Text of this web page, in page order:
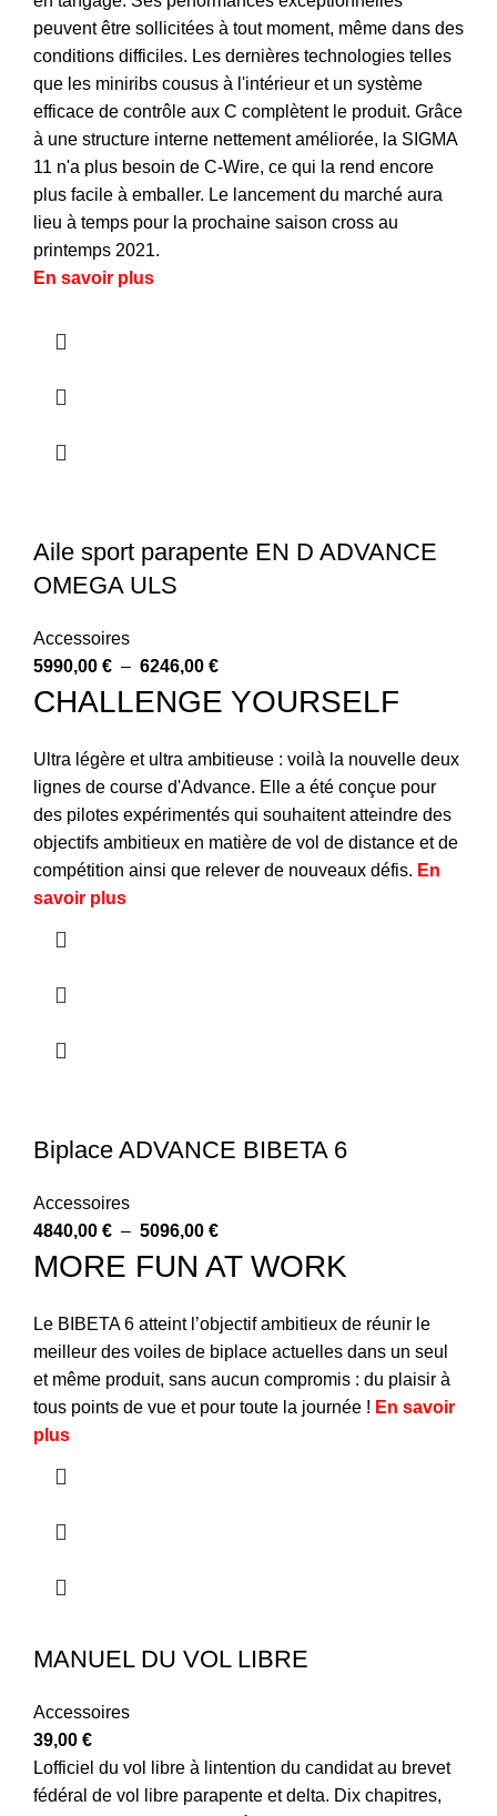
peuvent être sollicitées à tout moment, même dans des
conditions difficiles. Les dernières technologies telles
que les miniribs cousus à l'intérieur et un système
efficace de contrôle aux C complètent le produit. Grâce
à une structure interne nettement améliorée, la SIGMA
11 n'a plus besoin de C-Wire, ce qui la rend encore
plus facile à emballer. Le lancement du marché aura
lieu à temps pour la prochaine saison cross au
printemps 2021.
En savoir plus
Aile sport parapente EN D ADVANCE
OMEGA ULS
Accessoires
5990,00 € – 6246,00 €
CHALLENGE YOURSELF
Ultra légère et ultra ambitieuse : voilà la nouvelle deux
lignes de course d'Advance. Elle a été conçue pour
des pilotes expérimentés qui souhaitent atteindre des
objectifs ambitieux en matière de vol de distance et de
compétition ainsi que relever de nouveaux défis. En
savoir plus
Biplace ADVANCE BIBETA 6
Accessoires
4840,00 € – 5096,00 €
MORE FUN AT WORK
Le BIBETA 6 atteint l’objectif ambitieux de réunir le
meilleur des voiles de biplace actuelles dans un seul
et même produit, sans aucun compromis : du plaisir à
tous points de vue et pour toute la journée ! En savoir
plus
MANUEL DU VOL LIBRE
Accessoires
39,00 €
Lofficiel du vol libre à lintention du candidat au brevet
fédéral de vol libre parapente et delta. Dix chapitres,